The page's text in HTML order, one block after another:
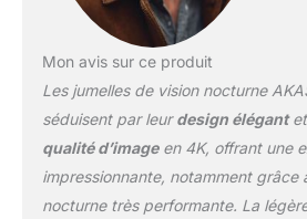
pivoter le
capturer
d'une
avec un
quelques
Mon avis sur ce produit
Les jumelles de vision nocturne
séduisent par leurdesign élégantet
qualité d’imageen 4K, offrant une
impressionnante, notamment grâce
nocturne très performante. La